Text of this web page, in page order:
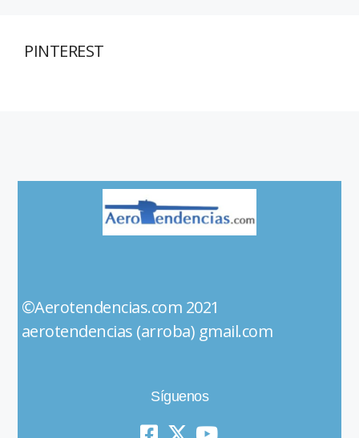
PINTEREST
©Aerotendencias.com 2021
aerotendencias (arroba) gmail.com
Síguenos